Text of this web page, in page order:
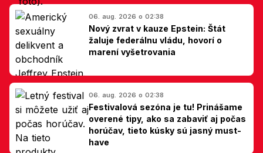
06. aug. 2026 o 02:38
Nový zvrat v kauze Epstein: Štát
žaluje federálnu vládu, hovorí o
marení vyšetrovania
06. aug. 2026 o 02:38
Festivalová sezóna je tu! Prinášame
overené tipy, ako sa zabaviť aj počas
horúčav, tieto kúsky sú jasný must-
have